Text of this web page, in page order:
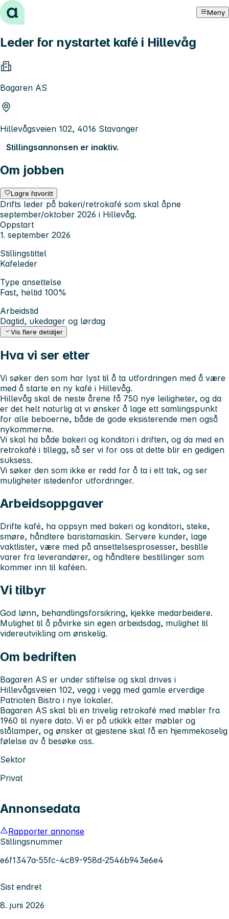
Hopp til innhold Meny
Leder for nystartet kafé i Hillevåg
Bagaren AS
Hillevågsveien 102, 4016 Stavanger
Stillingsannonsen er inaktiv.
Om jobben
Lagre favoritt
Drifts leder på bakeri/retrokafé som skal åpne
september/oktober 2026 i Hillevåg.
Oppstart
1. september 2026
Stillingstittel
Kafeleder
Type ansettelse
Fast, heltid 100%
Arbeidstid
Dagtid, ukedager og lørdag
Vis flere detaljer
Hva vi ser etter
Vi søker den som har lyst til å ta utfordringen med å være
med å starte en ny kafé i Hillevåg.
Hillevåg skal de neste årene få 750 nye leiligheter, og da
er det helt naturlig at vi ønsker å lage ett samlingspunkt
for alle beboerne, både de gode eksisterende men også
nykommerne.
Vi skal ha både bakeri og konditori i driften, og da med en
retrokafé i tillegg, så ser vi for oss at dette blir en gedigen
suksess.
Vi søker den som ikke er redd for å ta i ett tak, og ser
muligheter istedenfor utfordringer.
Arbeidsoppgaver
Drifte kafé, ha oppsyn med bakeri og konditori, steke,
smøre, håndtere baristamaskin. Servere kunder, lage
vaktlister, være med på ansettelsesprosesser, bestille
varer fra leverandører, og håndtere bestillinger som
kommer inn til kaféen.
Vi tilbyr
God lønn, behandlingsforsikring, kjekke medarbeidere.
Mulighet til å påvirke sin egen arbeidsdag, mulighet til
videreutvikling om ønskelig.
Om bedriften
Bagaren AS er under stiftelse og skal drives i
Hillevågsveien 102, vegg i vegg med gamle erverdige
Patrioten Bistro i nye lokaler.
Bagaren AS skal bli en trivelig retrokafé med møbler fra
1960 til nyere dato. Vi er på utkikk etter møbler og
stålamper, og ønsker at gjestene skal få en hjemmekoselig
følelse av å besøke oss.
Sektor
Privat
Annonsedata
Rapporter annonse
Stillingsnummer
e6f1347a-55fc-4c89-958d-2546b943e6e4
Sist endret
8. juni 2026